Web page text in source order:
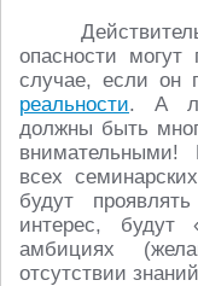
опасности
случае, если он
реальности. А
должны быть
внимательными!
всех
будут
интерес, будут
амбициях
отсутствии